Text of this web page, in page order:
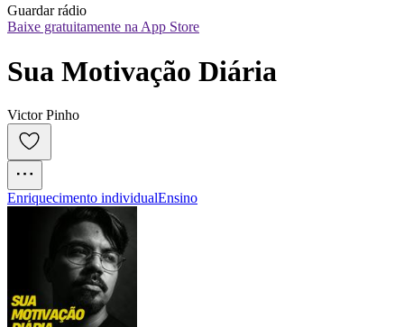
Guardar rádio
Baixe gratuitamente na App Store
Sua Motivação Diária
Victor Pinho
Enriquecimento individualEnsino